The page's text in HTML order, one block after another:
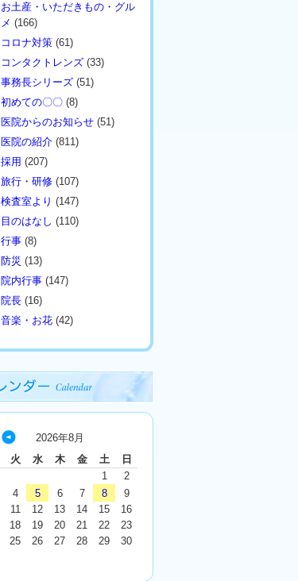
お土産・いただきもの・グル
メ (166)
コロナ対策 (61)
コンタクトレンズ (33)
事務長シリーズ (51)
初めての〇〇 (8)
医院からのお知らせ (51)
医院の紹介 (811)
採用 (207)
旅行・研修 (107)
検査室より (147)
目のはなし (110)
行事 (8)
防災 (13)
院内行事 (147)
院長 (16)
音楽・お花 (42)
2026年8月
火 水 木 金 土 日
« 7
月
1
2
4 5 6 7 8
9
11 12 13 14 15
16
18 19 20 21 22
23
25 26 27 28 29
30